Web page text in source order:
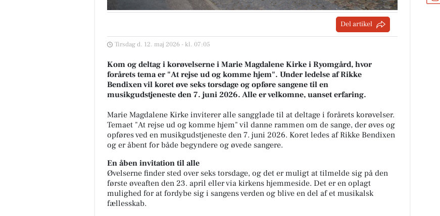
Del artikel
Tirsdag d. 12. maj 2026 - kl. 07:05
Kom og deltag i korøvelserne i Marie Magdalene Kirke i Ryomgård, hvor
forårets tema er "At rejse ud og komme hjem". Under ledelse af Rikke
Bendixen vil koret øve seks torsdage og opføre sangene til en
musikgudstjeneste den 7. juni 2026. Alle er velkomne, uanset erfaring.
Marie Magdalene Kirke inviterer alle sangglade til at deltage i forårets korøvelser.
Temaet "At rejse ud og komme hjem" vil danne rammen om de sange, der øves og
opføres ved en musikgudstjeneste den 7. juni 2026. Koret ledes af Rikke Bendixen
og er åbent for både begyndere og øvede sangere.
En åben invitation til alle
Øvelserne finder sted over seks torsdage, og det er muligt at tilmelde sig på den
første øveaften den 23. april eller via kirkens hjemmeside. Det er en oplagt
mulighed for at fordybe sig i sangens verden og blive en del af et musikalsk
fællesskab.